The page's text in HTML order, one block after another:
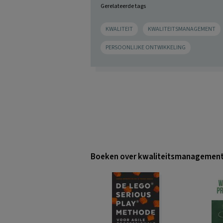
Gerelateerde tags
KWALITEIT KWALITEITSMANAGEMENT
PERSOONLIJKE ONTWIKKELING
Boeken over